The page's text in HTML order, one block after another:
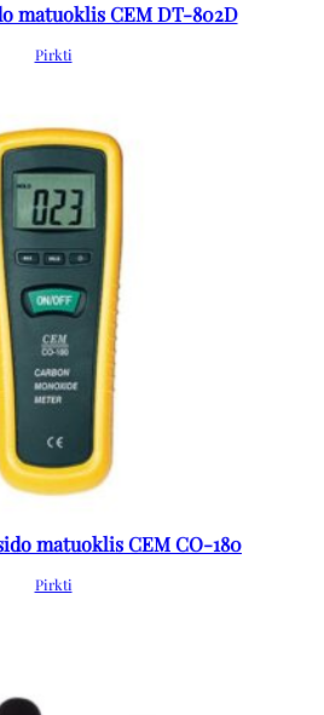
matuoklis CEM DT-802D
Pirkti
matuoklis CEM CO-180
Pirkti